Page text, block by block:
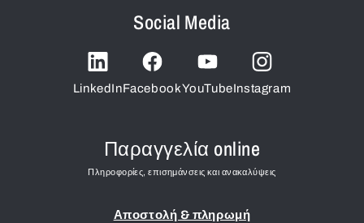
Social Media
LinkedInFacebookYouTubeInstagram
Παραγγελία online
Πληροφορίες, επισημάνσεις και ανακαλύψεις
Αποστολή & πληρωμή